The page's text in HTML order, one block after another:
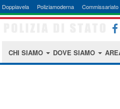
Doppiavela Poliziamoderna Commissariato
CHI SIAMO DOVE SIAMO